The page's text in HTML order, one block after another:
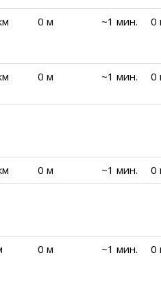
0 м ~1 мин. 0
0 м ~1 мин. 0
0 м ~1 мин. 0
0 м ~1 мин. 0